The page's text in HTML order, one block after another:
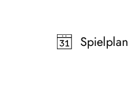
Spielplan